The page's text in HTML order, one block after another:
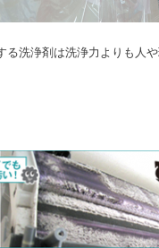
洗浄剤は洗浄力よりも人